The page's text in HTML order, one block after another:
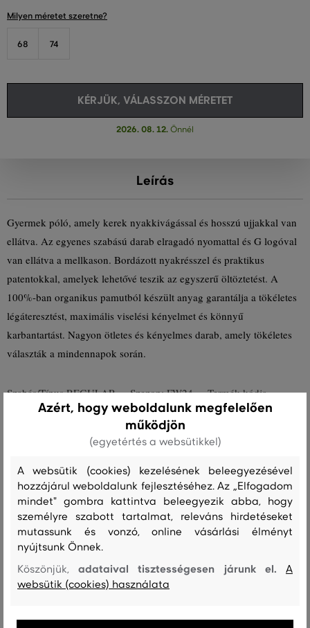
Milyen méretet szeretne?
68 74
KÉRJÜK, VÁLASSZON MÉRETET
2026. 08. 12. Önnél
Leírás
Gyermek póló, amely kerek nyakkivágással és hosszú ujjakkal van
ellátva. Az egyenes szabású darab elragadó nyomattal és G logóval
van ellátva a mellkason. Bordázott nyakrésszel és praktikus
patentokkal, amelyek lehetővé teszik az egyszerű öltöztetést. A
100%-ban organikus pamutból készült anyag garantálja a tökéletes
légáteresztést, maximális viselési kényelmet és könnyű
karbantartást. Nagyon ötletes és kényelmes darab, amely tökéletes
választák a mindennapok során.
Szabás/TípusREGULAR Szezon: FW24
Termék kódja
505198-624-GN-113
Összetétel
felső anyag
ORGANIKUS PAMUT
100 %
Kezelési útmutató
Azért, hogy weboldalunk megfelelően
működjön
(egyetértés a websütikkel)
A websütik (cookies) kezelésének beleegyezésével
hozzájárul weboldalunk fejlesztéséhez. Az „Elfogadom
mindet" gombra kattintva beleegyezik abba, hogy
személyre szabott tartalmat, releváns hirdetéseket
mutassunk és vonzó, online vásárlási élményt
nyújtsunk Önnek.
Köszönjük,adataival tisztességesen járunk el.A
websütik (cookies) használata